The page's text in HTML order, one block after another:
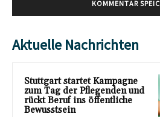
Aktuelle Nachrichten
Stuttgart startet Kampagne
zum Tag der Pflegenden und
rückt Beruf ins öffentliche
Bewusstsein